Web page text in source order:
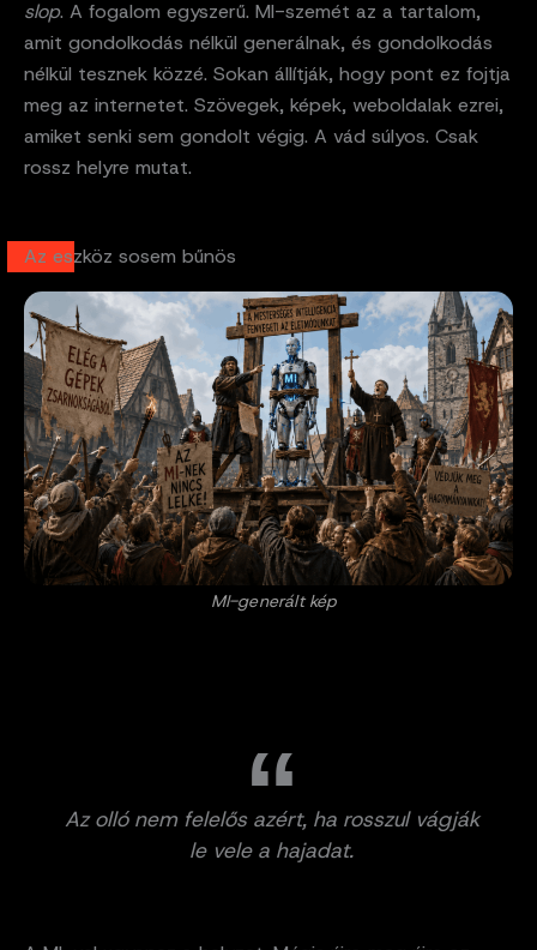
slop. A fogalom egyszerű. MI-szemét az a tartalom,
amit gondolkodás nélkül generálnak, és gondolkodás
nélkül tesznek közzé. Sokan állítják, hogy pont ez fojtja
meg az internetet. Szövegek, képek, weboldalak ezrei,
amiket senki sem gondolt végig. A vád súlyos. Csak
rossz helyre mutat.
Az eszköz sosem bűnös
MI-generált kép
Az olló nem felelős azért, ha rosszul vágják
le vele a hajadat.